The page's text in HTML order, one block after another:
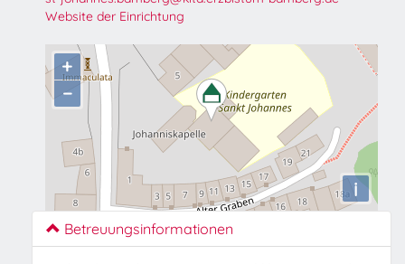
Website der Einrichtung
+
−
i
Betreuungsinformationen